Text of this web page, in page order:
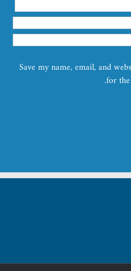
Save my name, email, and
for